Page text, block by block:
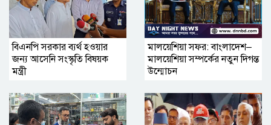
বিএনপি সরকার ব্যর্থ হওয়ার
জন্য আসেনি সংস্কৃতি বিষয়ক
মন্ত্রী
মালয়েশিয়া সফর: বাংলাদেশ–
মালয়েশিয়া সম্পর্কের নতুন দিগন্ত
উন্মোচন